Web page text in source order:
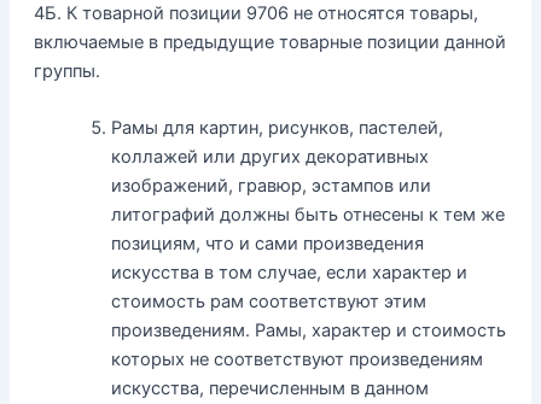
4Б. К товарной позиции 9706 не относятся товары,
включаемые в предыдущие товарные позиции данной
группы.
Рамы для картин, рисунков, пастелей,
коллажей или других декоративных
изображений, гравюр, эстампов или
литографий должны быть отнесены к тем же
позициям, что и сами произведения
искусства в том случае, если характер и
стоимость рам соответствуют этим
произведениям. Рамы, характер и стоимость
которых не соответствуют произведениям
искусства, перечисленным в данном